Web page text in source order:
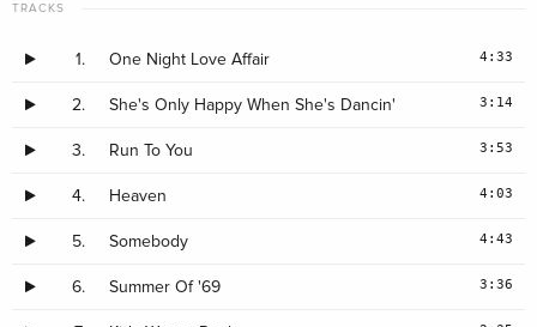
· Japan Edition
TRACKS
1. One Night Love Affair 4:33
2. She's Only Happy When She's Dancin' 3:14
3. Run To You 3:53
4. Heaven 4:03
5. Somebody 4:43
6. Summer Of '69 3:36